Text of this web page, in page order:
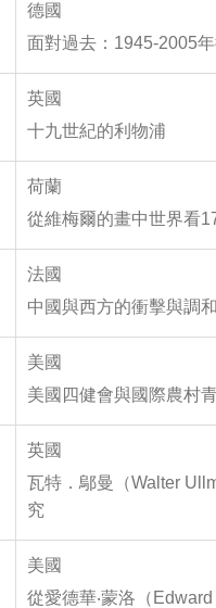
德國
面對過去：1945-2005
英國
十九世紀的利物浦
荷蘭
從維梅爾的畫中世界看
法國
中國與西方的衝擊與調
美國
美國四健會與國際農村
英國
瓦特．鄔曼（Walter
究
美國
從愛德華‧蒙洛（